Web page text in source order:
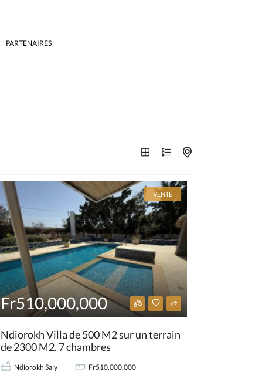
PARTENAIRES
VENTE
Fr510,000,000
Ndiorokh Villa de 500 M2 sur un terrain
de 2300 M2. 7 chambres
Ndiorokh Saly Fr510,000,000